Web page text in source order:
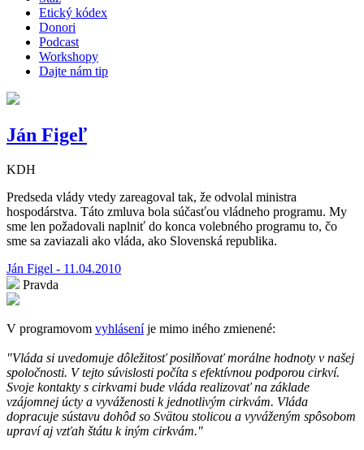
Etický kódex
Donori
Podcast
Workshopy
Dajte nám tip
Ján Figeľ
KDH
Predseda vlády vtedy zareagoval tak, že odvolal ministra
hospodárstva. Táto zmluva bola súčasťou vládneho programu. My
sme len požadovali naplniť do konca volebného programu to, čo
sme sa zaviazali ako vláda, ako Slovenská republika.
Ján Figel - 11.04.2010
Pravda
V programovom vyhláseníje mimo iného zmienené:
"Vláda si uvedomuje dôležitosť posilňovať morálne hodnoty v našej
spoločnosti. V tejto súvislosti počíta s efektívnou podporou cirkví.
Svoje kontakty s cirkvami bude vláda realizovať na základe
vzájomnej úcty a vyváženosti k jednotlivým cirkvám. Vláda
dopracuje sústavu dohôd so Svätou stolicou a vyváženým spôsobom
upraví aj vzťah štátu k iným cirkvám."